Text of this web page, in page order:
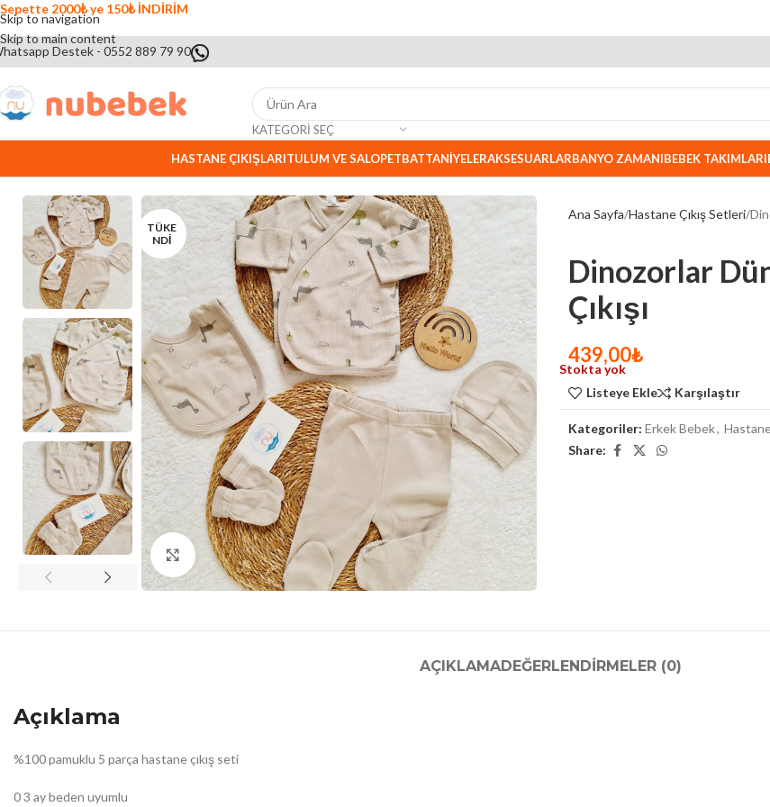
Skip to navigation
Skip to main content
Destek - 0552 889 79 90
KATEGORI SEÇ
HASTANE ÇIKIŞLARITULUM VE SALOPETBATTANIYELERAKSESUARLARBANYO ZAMANIBEBEK TAKIMLARI
TÜKE
NDI
Click to enlarge
Ana Sayfa Hastane Çıkış Setleri
Dinozorlar
Çıkışı
439,00₺
Stokta yok
Listeye Ekle
Karşılaştır
Kategoriler: Erkek Bebek,
Share:
AÇIKLAMADEĞERLENDIRMELER (0)
Açıklama
%100 pamuklu 5 parça hastane çıkış seti
0 3 ay beden uyumlu
Sepette 2000₺ ye 150₺ İNDİRİM